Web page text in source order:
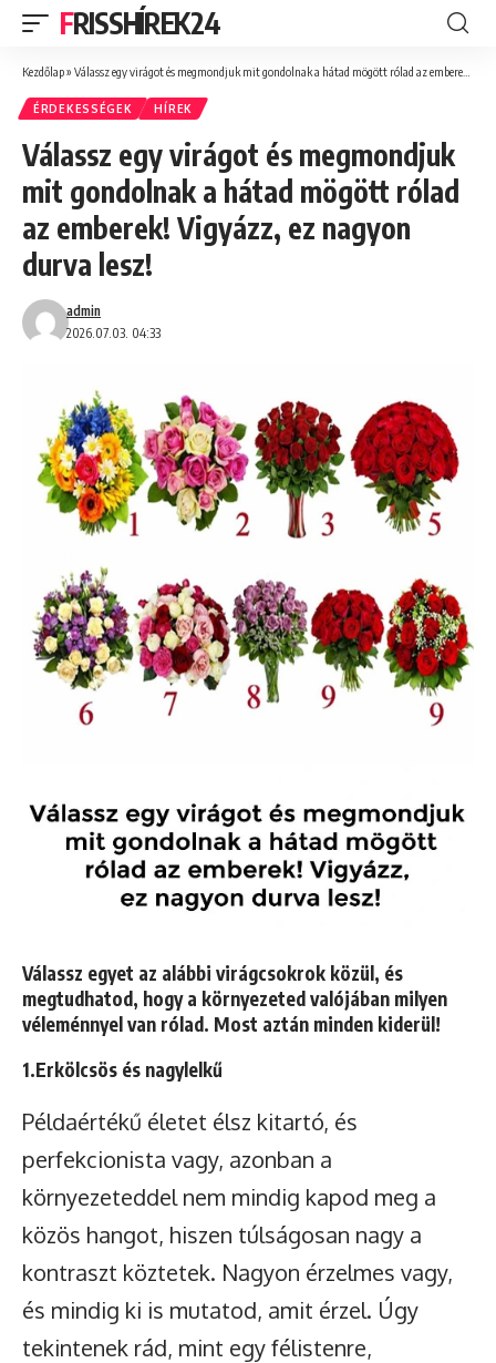
FRISSHÍREK24
Kezdőlap» Válassz egy virágot és megmondjuk mit gondolnak a hátad mögött rólad az emberek! Vigyázz, ez nagyon durva lesz!
ÉRDEKESSÉGEK HÍREK
Válassz egy virágot és megmondjuk
mit gondolnak a hátad mögött rólad
az emberek! Vigyázz, ez nagyon
durva lesz!
2026.07.03. 04:33
admin
Válassz egyet az alábbi virágcsokrok közül, és
megtudhatod, hogy a környezeted valójában milyen
véleménnyel van rólad. Most aztán minden kiderül!
1.Erkölcsös és nagylelkű
Példaértékű életet élsz kitartó, és
perfekcionista vagy, azonban a
környezeteddel nem mindig kapod meg a
közös hangot, hiszen túlságosan nagy a
kontraszt köztetek. Nagyon érzelmes vagy,
és mindig ki is mutatod, amit érzel. Úgy
tekintenek rád, mint egy félistenre,